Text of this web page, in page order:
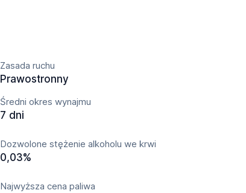
Zasada ruchu
Prawostronny
Średni okres wynajmu
7 dni
Dozwolone stężenie alkoholu we krwi
0,03%
Najwyższa cena paliwa